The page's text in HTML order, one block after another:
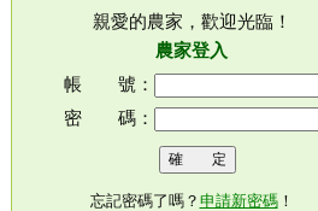
親愛的農家，歡迎光臨！
農家登入
帳 號：
密 碼：
忘記密碼了嗎？ 申請新密碼！